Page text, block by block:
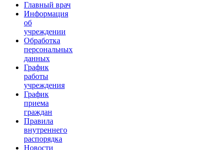
Главный врач
Информация
об
учреждении
Обработка
персональных
данных
График
работы
учреждения
График
приема
граждан
Правила
внутреннего
распорядка
Новости